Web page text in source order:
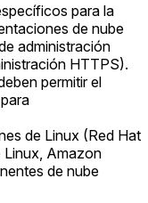
para la
de nube
administración
HTTPS).
permitir el
de Linux (Red Hat
Linux, Amazon
de nube